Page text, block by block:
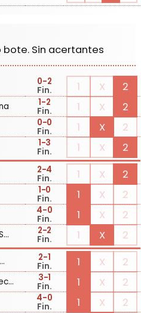
bote. Sin acertantes
0-2
Fin. 1 X 2
1-2
Fin. 1 X 2
0-0
Fin. 1 X 2
1-3
Fin. 1 X 2
2-4
Fin. 1 X 2
1-0
Fin. 1 X 2
4-0
Fin. 1 X 2
Shakhtar Soligorsk 2-2
Fin. 1 X 2
Crystal Palace 2-1
Fin. 1 X 2
Rayo Vallecano 3-1
Fin. 1 X 2
4-0
Fin. 1 X 2